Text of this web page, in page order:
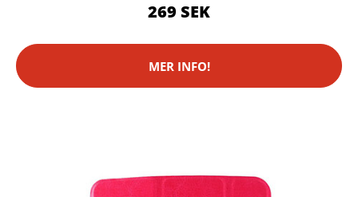
269 SEK
MER INFO!